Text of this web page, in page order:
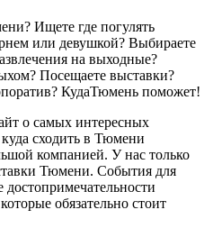
Ищете где погулять
или девушкой? Выбираете
на выходные?
Посещаете выставки?
КудаТюмень поможет!
о самых интересных
сходить в Тюмени
компанией. У нас только
Тюмени. События для
обязательно стоит